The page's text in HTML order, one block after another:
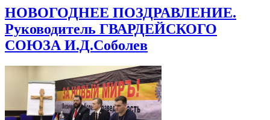
НОВОГОДНЕЕ ПОЗДРАВЛЕНИЕ.
Руководитель ГВАРДЕЙСКОГО
СОЮЗА И.Д.Соболев